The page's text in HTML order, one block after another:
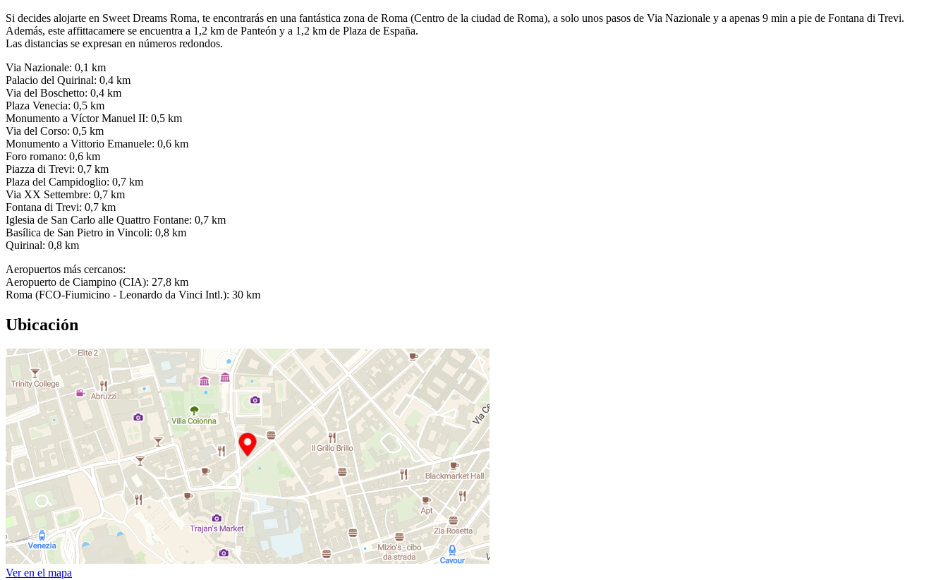
Si decides alojarte en Sweet Dreams Roma, te encontrarás en una fantástica zona de Roma (Centro de la ciudad de Roma), a solo unos pasos de Via Nazionale y a apenas 9 min a pie de Fontana di Trevi.
Además, este affittacamere se encuentra a 1,2 km de Panteón y a 1,2 km de Plaza de España.
Las distancias se expresan en números redondos.
Via Nazionale: 0,1 km
Palacio del Quirinal: 0,4 km
Via del Boschetto: 0,4 km
Plaza Venecia: 0,5 km
Monumento a Víctor Manuel II: 0,5 km
Via del Corso: 0,5 km
Monumento a Vittorio Emanuele: 0,6 km
Foro romano: 0,6 km
Piazza di Trevi: 0,7 km
Plaza del Campidoglio: 0,7 km
Via XX Settembre: 0,7 km
Fontana di Trevi: 0,7 km
Iglesia de San Carlo alle Quattro Fontane: 0,7 km
Basílica de San Pietro in Vincoli: 0,8 km
Quirinal: 0,8 km
Aeropuertos más cercanos:
Aeropuerto de Ciampino (CIA): 27,8 km
Roma (FCO-Fiumicino - Leonardo da Vinci Intl.): 30 km
Ubicación
Ver en el mapa